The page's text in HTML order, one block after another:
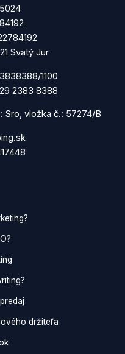
Svätý Jur
1100
2383 8388
Sro, vložka č.: 57274/B
držiteľa